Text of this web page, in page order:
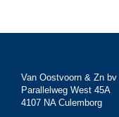
Van Oostvoorn & Zn bv
Parallelweg West 45A
4107 NA Culemborg